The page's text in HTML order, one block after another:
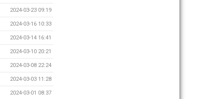
2024-03-23 09:19
2024-03-16 10:33
2024-03-14 16:41
2024-03-10 20:21
2024-03-08 22:24
2024-03-03 11:28
2024-03-01 08:37